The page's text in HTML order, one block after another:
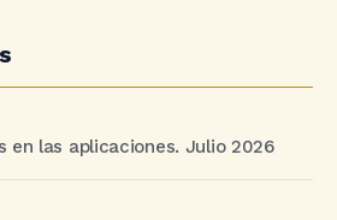
en las aplicaciones. Julio 2026